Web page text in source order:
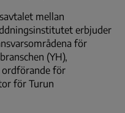
mellan
erbjuder
för
(YH),
ordförande för
för Turun